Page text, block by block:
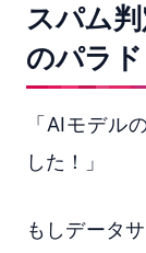
スパム判
のパラ
「AIモデル
した！」
もしデータ